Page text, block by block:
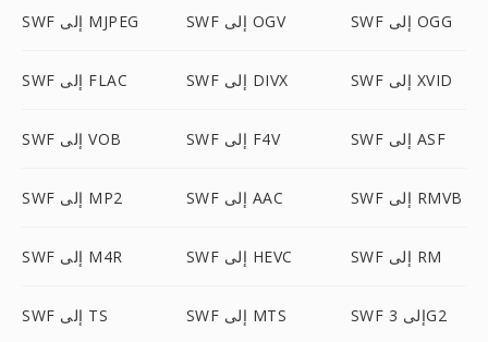
SWF إلى MJPEG SWF إلى OGV SWF إلى OGG
SWF إلى FLAC SWF إلى DIVX SWF إلى XVID
SWF إلى VOB SWF إلى F4V SWF إلى ASF
SWF إلى MP2 SWF إلى AAC SWF إلى RMVB
SWF إلى M4R SWF إلى HEVC SWF إلى RM
SWF إلى TS SWF إلى MTS SWF إلى 3G2